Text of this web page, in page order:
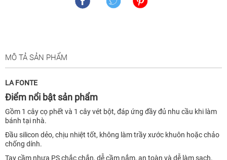
MÔ TẢ SẢN PHẨM
LA FONTE
Điểm nổi bật sản phẩm
Gồm 1 cây cọ phết và 1 cây vét bột, đáp ứng đầy đủ nhu cầu khi làm
bánh tại nhà.
Đầu silicon dẻo, chịu nhiệt tốt, không làm trầy xước khuôn hoặc chảo
chống dính.
Tay cầm nhựa PS chắc chắn, dễ cầm nắm, an toàn và dễ làm sạch.